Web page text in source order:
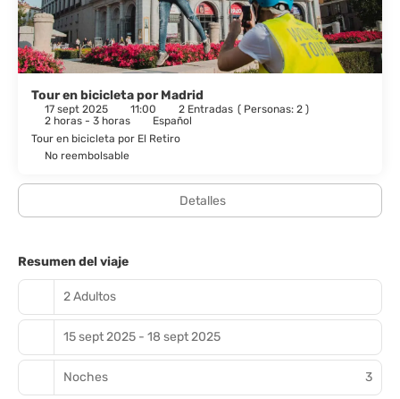
Tour en bicicleta por Madrid
17 sept 2025 11:00 2 Entradas ( Personas: 2 )
2 horas - 3 horas
Español
Tour en bicicleta por El Retiro
No reembolsable
Detalles
Resumen del viaje
2 Adultos
15 sept 2025 - 18 sept 2025
Noches 3